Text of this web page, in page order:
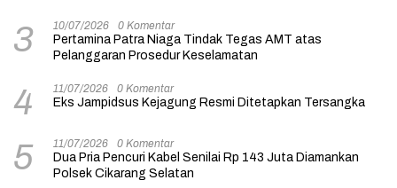
3 10/07/2026 0 Komentar
Pertamina Patra Niaga Tindak Tegas AMT atas
Pelanggaran Prosedur Keselamatan
4 11/07/2026 0 Komentar
Eks Jampidsus Kejagung Resmi Ditetapkan Tersangka
5 11/07/2026 0 Komentar
Dua Pria Pencuri Kabel Senilai Rp 143 Juta Diamankan
Polsek Cikarang Selatan